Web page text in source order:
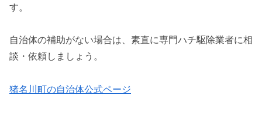
す。
自治体の補助がない場合は、素直に専門ハチ駆除業者に相
談・依頼しましょう。
猪名川町の自治体公式ページ